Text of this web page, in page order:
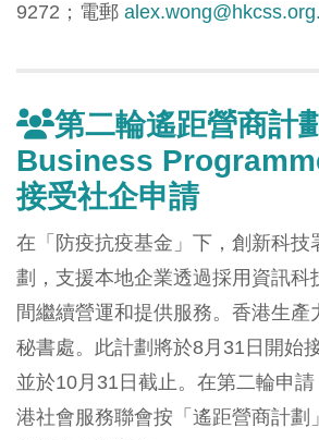
9272；電郵
第二輪遙距營商計
Business
接受社企申請
在「防疫抗疫基金」下，創新科技
劃，支援本地企業透過採用資訊科
間繼續營運和提供服務。香港生產
秘書處。此計劃將於8月31日開始
並於10月31日截止。在第二輪申
港社會服務聯會按「遙距營商計劃